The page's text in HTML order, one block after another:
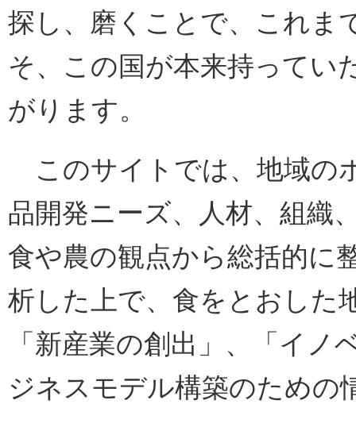
探し、磨くことで、これま
そ、この国が本来持ってい
がります。
このサイトでは、地域の
品開発ニーズ、人材、組織
食や農の観点から総括的に
析した上で、食をとおした
「新産業の創出」、「イ
ジネスモデル構築のための